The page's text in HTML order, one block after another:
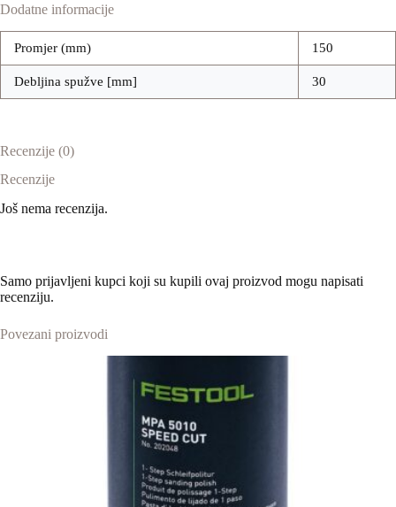
Dodatne informacije
Promjer (mm) 150
Debljina spužve [mm] 30
Recenzije (0)
Recenzije
Još nema recenzija.
Samo prijavljeni kupci koji su kupili ovaj proizvod mogu napisati
recenziju.
Povezani proizvodi